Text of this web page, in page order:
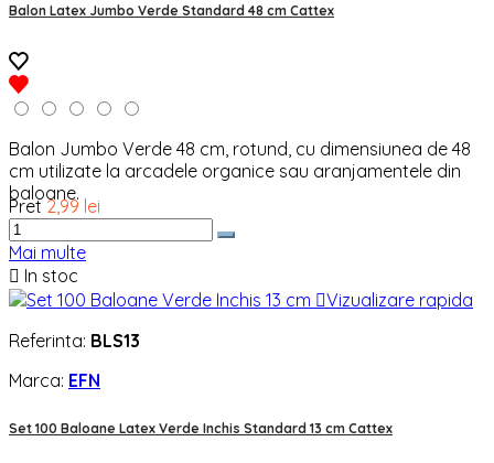
Balon Latex Jumbo Verde Standard 48 cm Cattex
Balon Jumbo Verde 48 cm, rotund, cu dimensiunea de 48
cm utilizate la arcadele organice sau aranjamentele din
baloane.
Pret 2,99 lei
Mai multe
 In stoc
Vizualizare rapida
Referinta: BLS13
Marca: EFN
Set 100 Baloane Latex Verde Inchis Standard 13 cm Cattex